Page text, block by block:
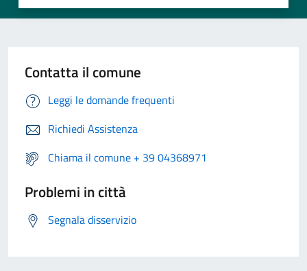
Contatta il comune
Leggi le domande frequenti
Richiedi Assistenza
Chiama il comune + 39 04368971
Problemi in città
Segnala disservizio